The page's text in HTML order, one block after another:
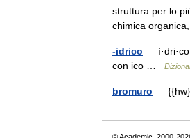
struttura per lo
chimica
-idrico —
con ico …
bromuro —